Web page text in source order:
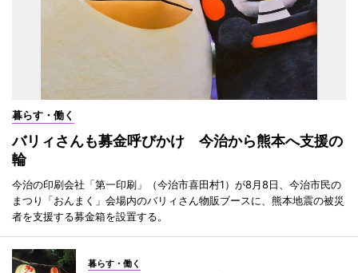
暮らす・働く
バリィさんも募金呼びかけ 今治から熊本へ支援の
輪
今治の印刷会社「第一印刷」（今治市喜田村1）が8月8日、今治市民の
まつり「おんまく」会場内のバリィさん物販ブースに、熊本地震の被災
者を支援する募金箱を設置する。
暮らす・働く